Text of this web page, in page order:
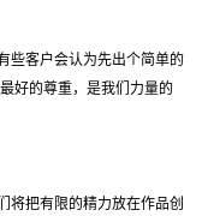
些客户会认为先出个简单的
好的尊重，是我们力量的
将把有限的精力放在作品创